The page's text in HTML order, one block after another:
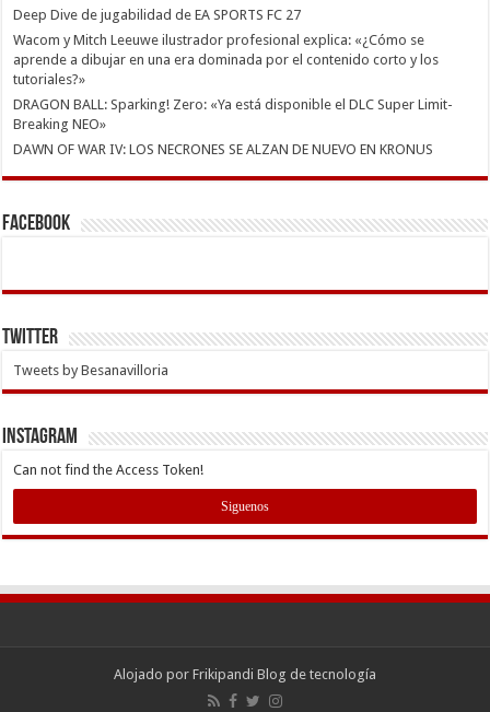
Deep Dive de jugabilidad de EA SPORTS FC 27
Wacom y Mitch Leeuwe ilustrador profesional explica: «¿Cómo se
aprende a dibujar en una era dominada por el contenido corto y los
tutoriales?»
DRAGON BALL: Sparking! Zero: «Ya está disponible el DLC Super Limit-
Breaking NEO»
DAWN OF WAR IV: LOS NECRONES SE ALZAN DE NUEVO EN KRONUS
Facebook
Twitter
Tweets by Besanavilloria
INSTAGRAM
Can not find the Access Token!
Siguenos
Alojado por Frikipandi Blog de tecnología